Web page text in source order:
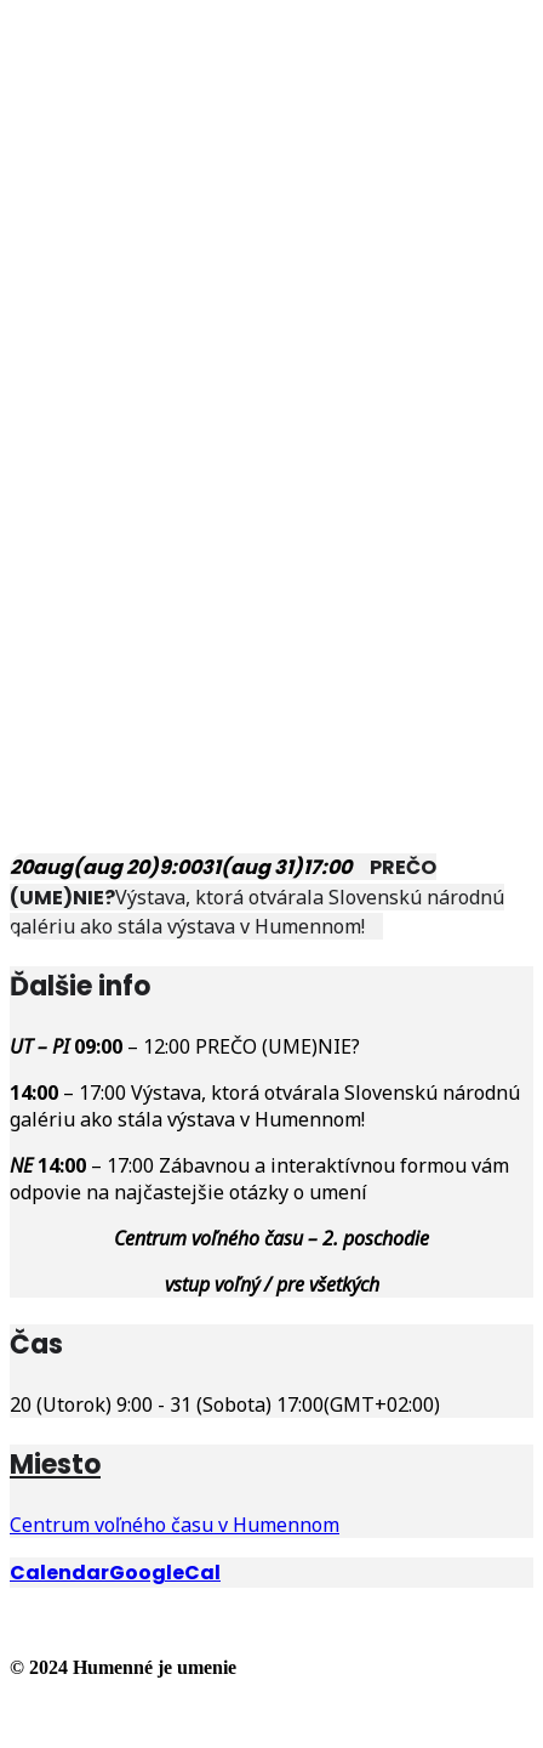
20aug(aug 20)9:0031(aug 31)17:00
PREČO
(UME)NIE?Výstava, ktorá otvárala Slovenskú národnú
galériu ako stála výstava v Humennom!
Ďalšie info
UT – PI09:00 – 12:00 PREČO (UME)NIE?
14:00 – 17:00Výstava, ktorá otvárala Slovenskú národnú
galériu ako stála výstava v Humennom!
NE14:00 – 17:00 Zábavnou a interaktívnou formou vám
odpovie na najčastejšie otázky o umení
Centrum voľného času – 2. poschodie
vstup voľný / pre všetkých
Čas
20 (Utorok) 9:00 - 31 (Sobota) 17:00(GMT+02:00)
Miesto
Centrum voľného času v Humennom
CalendarGoogleCal
© 2024 Humenné je umenie